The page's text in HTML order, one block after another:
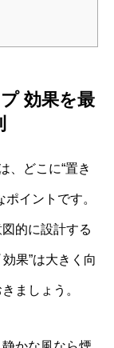
効果を最
、どこに“置き
イントです。
的に設計する
果”は大きく向
ましょう。